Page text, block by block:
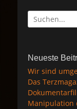
Suche
nach:
Neueste
Wir sind
Das
Manipulation